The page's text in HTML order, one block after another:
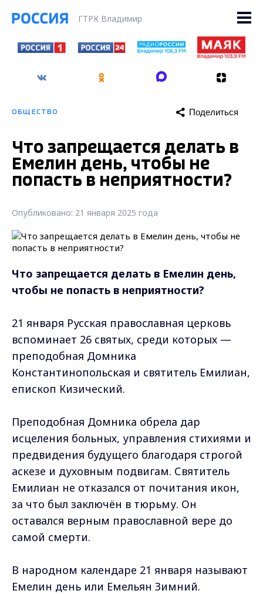
ГТРК Владимир
ОБЩЕСТВО Поделиться
Что запрещается делать в
Емелин день, чтобы не
попасть в неприятности?
Опубликовано: 21 января 2025 года
Что запрещается делать в Емелин день,
чтобы не попасть в неприятности?
21 января Русская православная церковь
вспоминает 26 святых, среди которых —
преподобная Домника
Константинопольская и святитель Емилиан,
епископ Кизический.
Преподобная Домника обрела дар
исцеления больных, управления стихиями и
предвидения будущего благодаря строгой
аскезе и духовным подвигам. Святитель
Емилиан не отказался от почитания икон,
за что был заключён в тюрьму. Он
оставался верным православной вере до
самой смерти.
В народном календаре 21 января называют
Емелин день или Емельян Зимний.